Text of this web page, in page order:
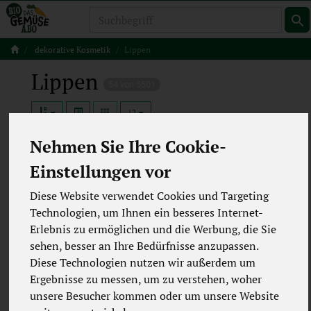
Nehmen Sie Ihre Cookie-
Einstellungen vor
Diese Website verwendet Cookies und Targeting
Technologien, um Ihnen ein besseres Internet-
Erlebnis zu ermöglichen und die Werbung, die Sie
sehen, besser an Ihre Bedürfnisse anzupassen.
Diese Technologien nutzen wir außerdem um
Ergebnisse zu messen, um zu verstehen, woher
unsere Besucher kommen oder um unsere Website
dekorative Kosmetik Lippen
Lippen
12
Lippgloss
Lipliner
33
Lippenstift
Hersteller Ernährung